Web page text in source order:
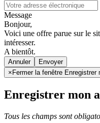
Message
Bonjour,
Voici une offre parue sur le
intéresser.
A bientôt.
Annuler
× Fermer la fenêtre Enregistrer
Enregistrer mon
Tous les champs sont